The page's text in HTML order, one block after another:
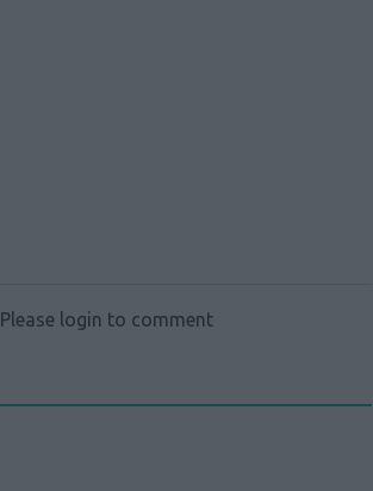
Please login to comment